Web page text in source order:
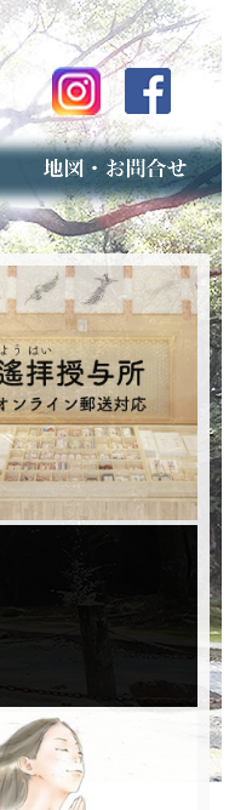
りのお取り扱い）
事前受付）